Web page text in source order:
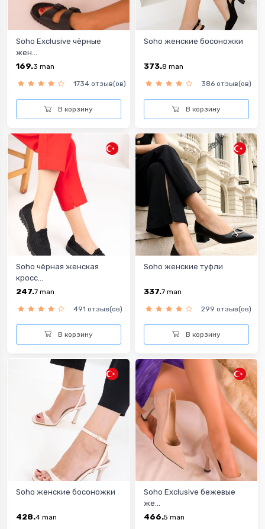
Soho Exclusive чёрные
жен...
169.3 man
1734 отзыв(ов)
В корзину
Soho женские босоножки
373.8 man
386 отзыв(ов)
В корзину
Soho чёрная женская
кросс...
247.7 man
491 отзыв(ов)
В корзину
Soho женские туфли
337.7 man
299 отзыв(ов)
В корзину
Soho женские босоножки
428.4 man
Soho Exclusive бежевыe
же...
466.5 man